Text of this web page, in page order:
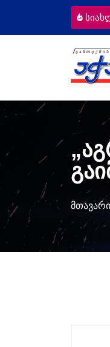
- 7 ეკომიგრანტს
მთავარი